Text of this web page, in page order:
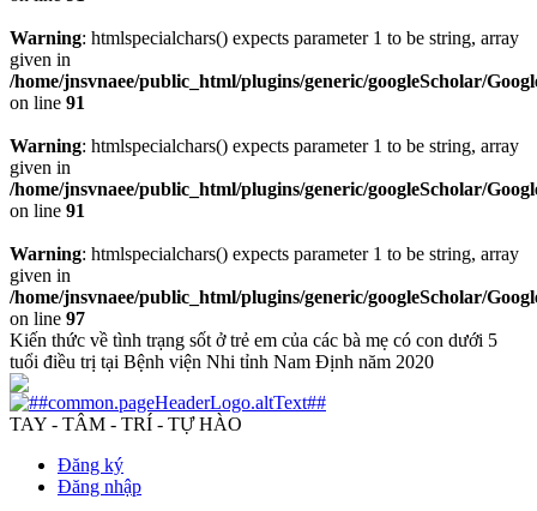
Warning: htmlspecialchars() expects parameter 1 to be string, array
given in
/home/jnsvnaee/public_html/plugins/generic/googleScholar/
on line 91
Warning: htmlspecialchars() expects parameter 1 to be string, array
given in
/home/jnsvnaee/public_html/plugins/generic/googleScholar/
on line 91
Warning: htmlspecialchars() expects parameter 1 to be string, array
given in
/home/jnsvnaee/public_html/plugins/generic/googleScholar/
on line 97
Kiến thức về tình trạng sốt ở trẻ em của các bà mẹ có con dưới 5
tuổi điều trị tại Bệnh viện Nhi tỉnh Nam Định năm 2020
TAY - TÂM - TRÍ - TỰ HÀO
Đăng ký
Đăng nhập